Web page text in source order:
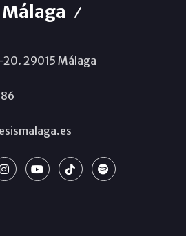
29015 Málaga